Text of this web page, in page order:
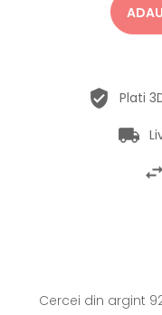
Plati
Cercei din argint